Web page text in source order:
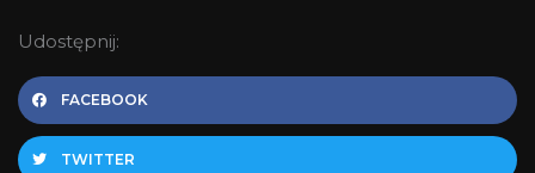
Udostępnij:
FACEBOOK
TWITTER